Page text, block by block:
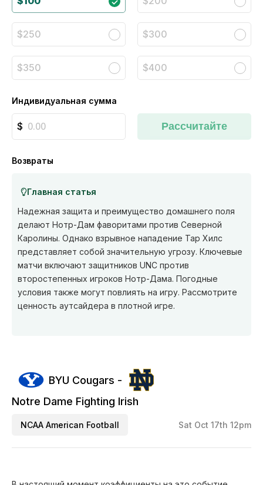
$250 $300
$350 $400
Индивидуальная сумма
Рассчитайте
Возвраты
Главная статья
Надежная защита и преимущество домашнего поля
делают Нотр-Дам фаворитами против Северной
Каролины. Однако взрывное нападение Тар Хилс
представляет собой значительную угрозу. Ключевые
матчи включают защитников UNC против
второстепенных игроков Нотр-Дама. Погодные
условия также могут повлиять на игру. Рассмотрите
ценность аутсайдера в плотной игре.
BYU Cougars -
Notre Dame Fighting Irish
NCAA American Football Sat Oct 17th 12pm